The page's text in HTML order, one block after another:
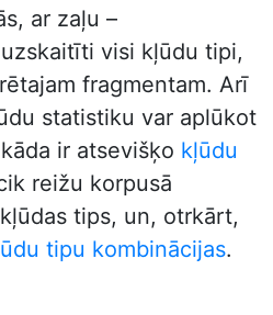
ar zaļu –
visi kļūdu tipi,
fragmentam. Arī
statistiku var aplūkot
ir atsevišķo kļūdu
reižu korpusā
tips, un, otrkārt,
tipu kombinācijas.